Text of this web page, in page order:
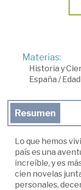
Materias:
Historia y
España /
Resumen
Lo que hemos
país es una
increíble, y es
cien novelas
personales,